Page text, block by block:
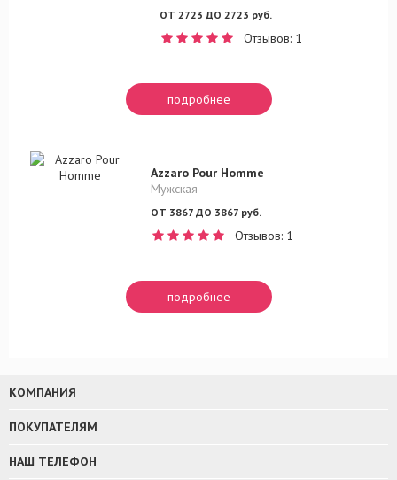
ОТ 2723 ДО 2723 руб.
Отзывов: 1
подробнее
Azzaro Pour Homme
Мужская
ОТ 3867 ДО 3867 руб.
Отзывов: 1
подробнее
КОМПАНИЯ
ПОКУПАТЕЛЯМ
НАШ ТЕЛЕФОН